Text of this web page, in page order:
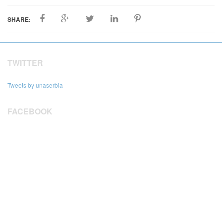
SHARE:
TWITTER
Tweets by unaserbia
FACEBOOK